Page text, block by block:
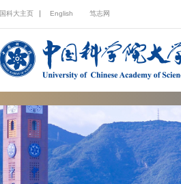
国科大主页 English 笃志网